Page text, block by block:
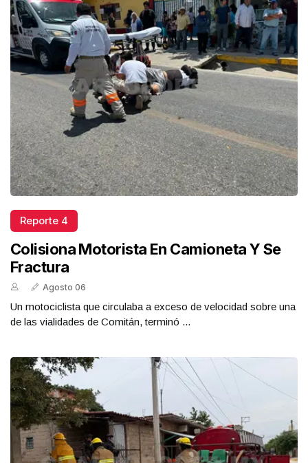
Reporte 4
Colisiona Motorista En Camioneta Y Se
Fractura
Agosto 06
Un motociclista que circulaba a exceso de velocidad sobre una
de las vialidades de Comitán, terminó ...